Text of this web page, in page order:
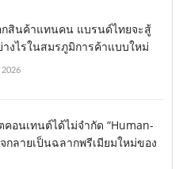
กสินค้าแทนคน แบรนด์ไทยจะสู้
งไรในสมรภูมิการค้าแบบใหม่
คอนเทนต์ได้ไม่จำกัด “Human-
กลายเป็นฉลากพรีเมียมใหม่ของ